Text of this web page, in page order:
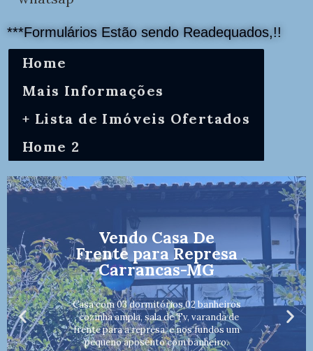
***Formulários Estão sendo Readequados,!!
Home
Mais Informações
+ Lista de Imóveis Ofertados
Home 2
Vendo Casa De
Frente para Represa
Carrancas-MG
Casa com 03 dormitórios,02 banheiros
, cozinha ampla, sala de Tv, varanda de
frente para a represa, e nos fundos um
pequeno aposento com banheiro.